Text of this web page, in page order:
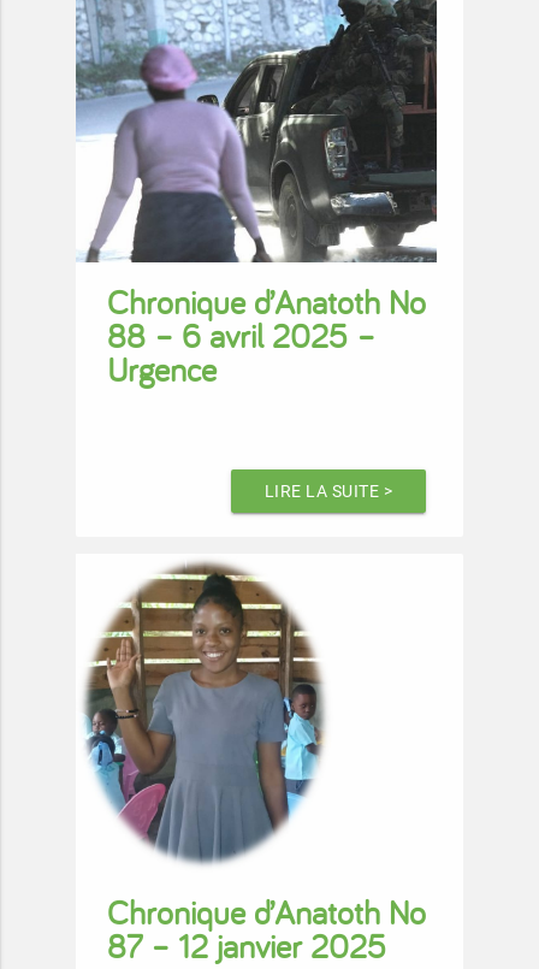
Chronique d’Anatoth No
88 – 6 avril 2025 –
Urgence
LIRE LA SUITE >
Chronique d’Anatoth No
87 – 12 janvier 2025